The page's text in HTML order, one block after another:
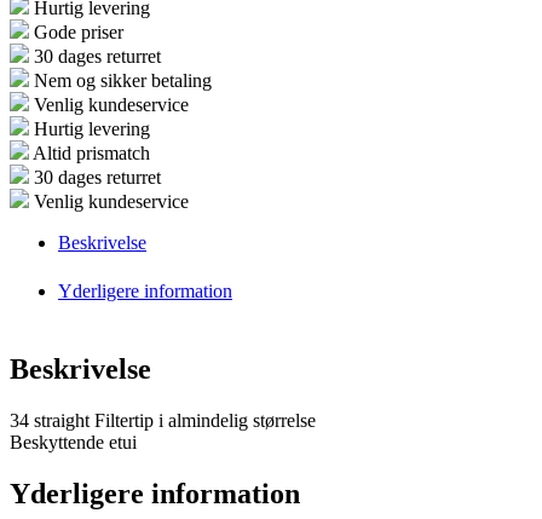
Hurtig levering
Gode priser
30 dages returret
Nem og sikker betaling
Venlig kundeservice
Hurtig levering
Altid prismatch
30 dages returret
Venlig kundeservice
Beskrivelse
Yderligere information
Beskrivelse
34 straight Filtertip i almindelig størrelse
Beskyttende etui
Yderligere information